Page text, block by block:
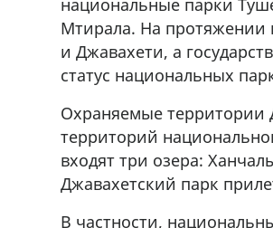
Мтирала. На протяжении
и Джавахети, а
статус национальных
Охраняемые территории
территорий
входят три озера:
Джавахетский парк
В частности,
В городе
cдается в